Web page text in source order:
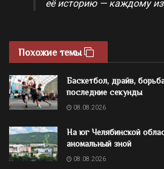
её историю — каждому
Похожие темы
Баскетбол, драйв,
последние секунды
08.08.2026
На юг Челябинской
аномальный зной
08.08.2026